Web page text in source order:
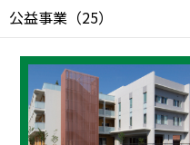
公益事業 （25）